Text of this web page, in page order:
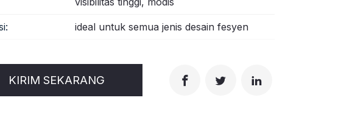
ideal untuk semua jenis desain fesyen
KIRIM SEKARANG